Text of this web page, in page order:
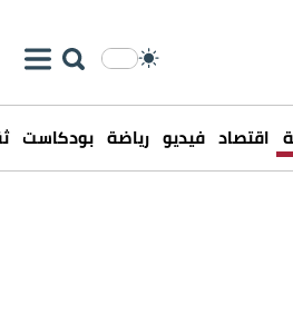
اقتصاد فيديو رياضة بودكاست